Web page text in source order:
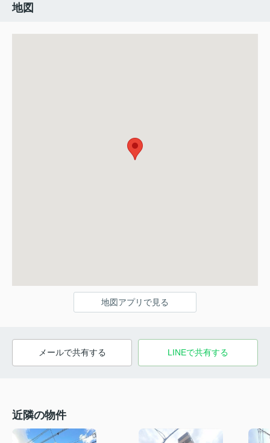
地図
地図アプリで見る
メールで共有する LINEで共有する
近隣の物件